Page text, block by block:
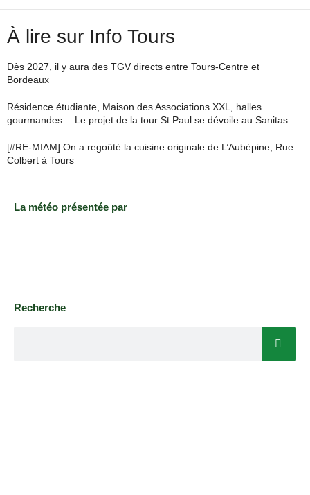
À lire sur Info Tours
Dès 2027, il y aura des TGV directs entre Tours-Centre et
Bordeaux
Résidence étudiante, Maison des Associations XXL, halles
gourmandes… Le projet de la tour St Paul se dévoile au Sanitas
[#RE-MIAM] On a regoûté la cuisine originale de L’Aubépine, Rue
Colbert à Tours
La météo présentée par
Recherche